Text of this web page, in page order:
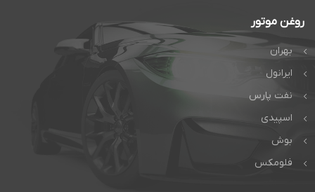
روغن موتور
بهران
ایرانول
نفت پارس
اسپیدی
بوش
فلومکس